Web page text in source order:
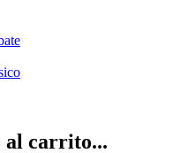
al carrito...